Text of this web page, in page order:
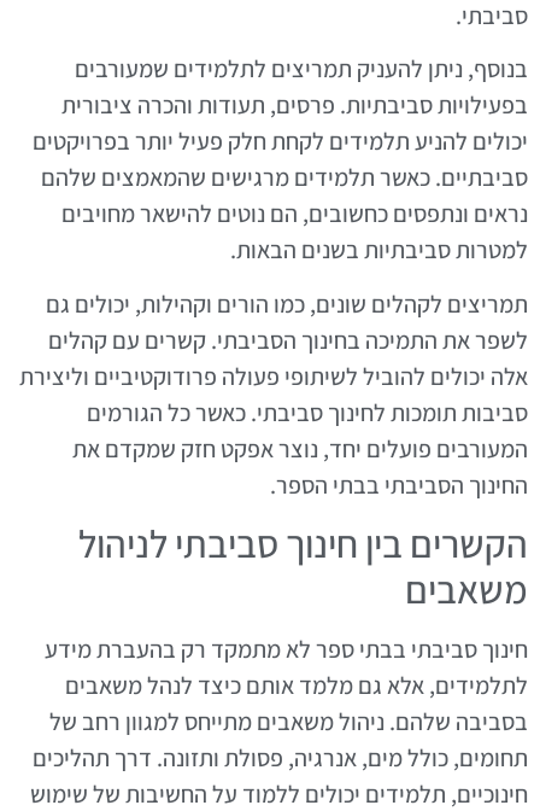
סביבתי.
בנוסף, ניתן להעניק תמריצים לתלמידים שמעורבים
בפעילויות סביבתיות. פרסים, תעודות והכרה ציבורית
יכולים להניע תלמידים לקחת חלק פעיל יותר בפרויקטים
סביבתיים. כאשר תלמידים מרגישים שהמאמצים שלהם
נראים ונתפסים כחשובים, הם נוטים להישאר מחויבים
למטרות סביבתיות בשנים הבאות.
תמריצים לקהלים שונים, כמו הורים וקהילות, יכולים גם
לשפר את התמיכה בחינוך הסביבתי. קשרים עם קהלים
אלה יכולים להוביל לשיתופי פעולה פרודוקטיביים וליצירת
סביבות תומכות לחינוך סביבתי. כאשר כל הגורמים
המעורבים פועלים יחד, נוצר אפקט חזק שמקדם את
החינוך הסביבתי בבתי הספר.
הקשרים בין חינוך סביבתי לניהול
משאבים
חינוך סביבתי בבתי ספר לא מתמקד רק בהעברת מידע
לתלמידים, אלא גם מלמד אותם כיצד לנהל משאבים
בסביבה שלהם. ניהול משאבים מתייחס למגוון רחב של
תחומים, כולל מים, אנרגיה, פסולת ותזונה. דרך תהליכים
חינוכיים, תלמידים יכולים ללמוד על החשיבות של שימוש